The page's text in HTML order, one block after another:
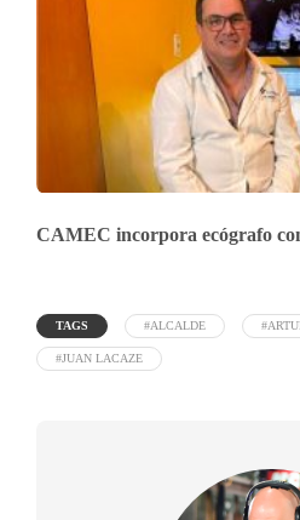
CAMEC incorpora ecógrafo
TAGS #ALCALDE
#JUAN LACAZE